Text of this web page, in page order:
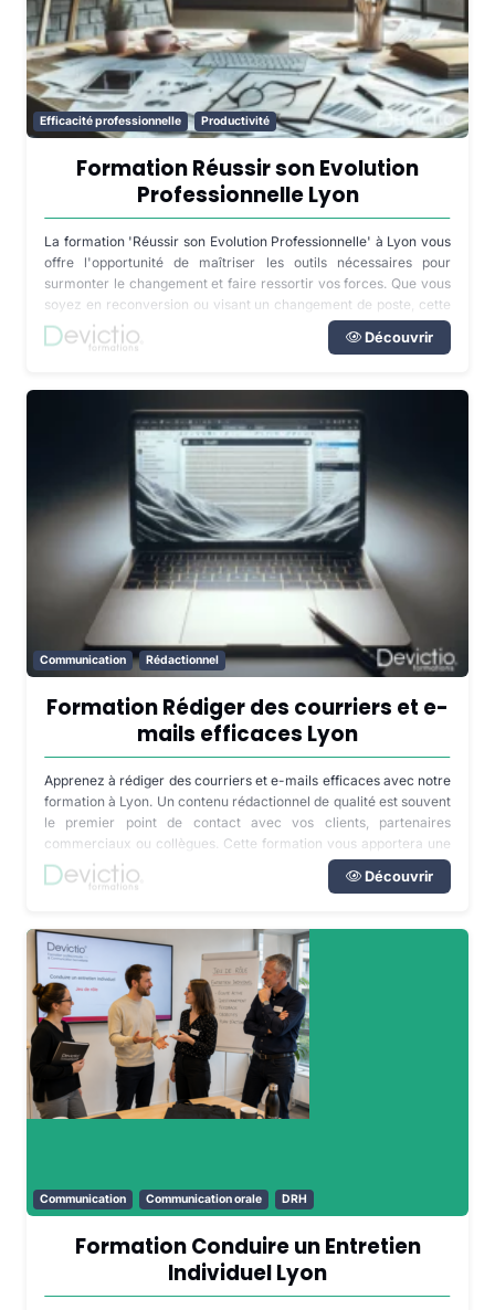
Efficacité professionnelle Productivité
Formation Réussir son Evolution
Professionnelle Lyon
La formation 'Réussir son Evolution Professionnelle' à Lyon vous
offre l'opportunité de maîtriser les outils nécessaires pour
surmonter le changement et faire ressortir vos forces. Que vous
soyez en reconversion ou visant un changement de poste, cette
formation vous prépare à un projet professionnel ambitieux et
Découvrir
Communication Rédactionnel
Formation Rédiger des courriers et e-
mails efficaces Lyon
Apprenez à rédiger des courriers et e-mails efficaces avec notre
formation à Lyon. Un contenu rédactionnel de qualité est souvent
le premier point de contact avec vos clients, partenaires
commerciaux ou collègues. Cette formation vous apportera une
méthode et des techniques maîtrisées pour écrire de façon
Découvrir
Communication Communication orale DRH
Formation Conduire un Entretien
Individuel Lyon